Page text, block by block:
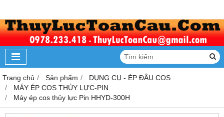
Trang chủ Sản phẩm
DỤNG CỤ - ÉP ĐẦU COS
MÁY ÉP COS THỦY LỰC-PIN
Máy ép cos thủy lực Pin HHYD-300H